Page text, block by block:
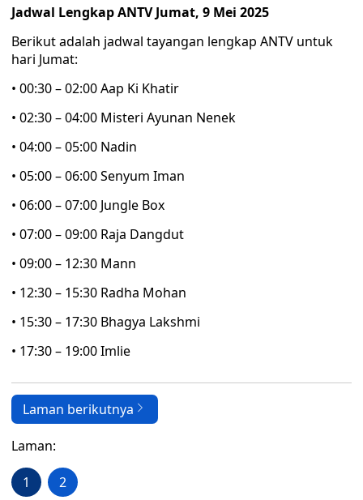
Jadwal Lengkap ANTV Jumat, 9 Mei 2025
Berikut adalah jadwal tayangan lengkap ANTV untuk
hari Jumat:
• 00:30 – 02:00 Aap Ki Khatir
• 02:30 – 04:00 Misteri Ayunan Nenek
• 04:00 – 05:00 Nadin
• 05:00 – 06:00 Senyum Iman
• 06:00 – 07:00 Jungle Box
• 07:00 – 09:00 Raja Dangdut
• 09:00 – 12:30 Mann
• 12:30 – 15:30 Radha Mohan
• 15:30 – 17:30 Bhagya Lakshmi
• 17:30 – 19:00 Imlie
Laman berikutnya
Laman:
1 2